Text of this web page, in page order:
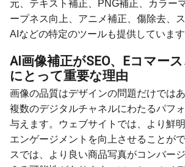
元、テキスト補正、PNG補正、カラー
ープネス向上、アニメ補正、傷除去、
AIなどの特定のツールも提供しています
AI画像補正がSEO、Eコマー
にとって重要な理由
画像の品質はデザインの問題だけでは
複数のデジタルチャネルにわたるパフ
与えます。ウェブサイトでは、より鮮
エンゲージメントを向上させることが
スでは、より良い商品写真がコンバー